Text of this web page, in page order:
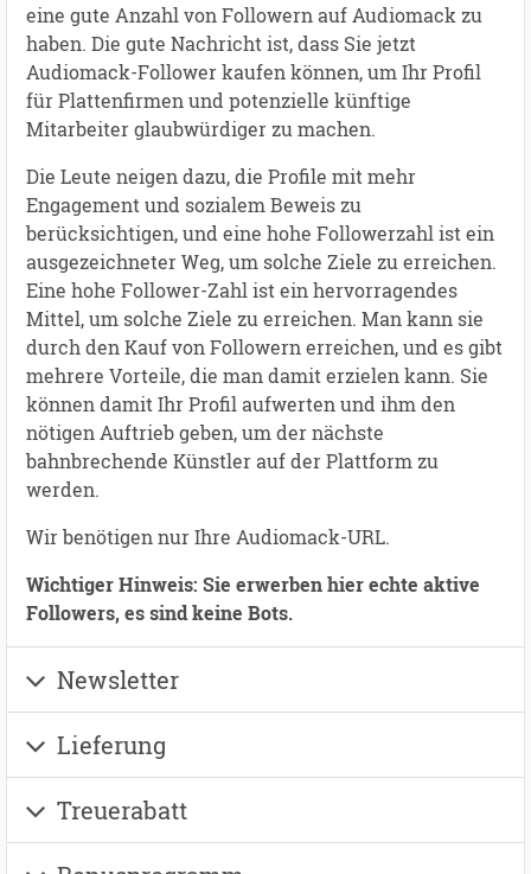
eine gute Anzahl von Followern auf Audiomack zu
haben. Die gute Nachricht ist, dass Sie jetzt
Audiomack-Follower kaufen können, um Ihr Profil
für Plattenfirmen und potenzielle künftige
Mitarbeiter glaubwürdiger zu machen.
Die Leute neigen dazu, die Profile mit mehr
Engagement und sozialem Beweis zu
berücksichtigen, und eine hohe Followerzahl ist ein
ausgezeichneter Weg, um solche Ziele zu erreichen.
Eine hohe Follower-Zahl ist ein hervorragendes
Mittel, um solche Ziele zu erreichen. Man kann sie
durch den Kauf von Followern erreichen, und es gibt
mehrere Vorteile, die man damit erzielen kann. Sie
können damit Ihr Profil aufwerten und ihm den
nötigen Auftrieb geben, um der nächste
bahnbrechende Künstler auf der Plattform zu
werden.
Wir benötigen nur Ihre Audiomack-URL.
Wichtiger Hinweis: Sie erwerben hier echte aktive
Followers, es sind keine Bots.
Newsletter
Lieferung
Treuerabatt